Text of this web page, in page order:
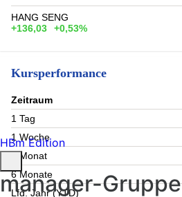
HANG SENG
+136,03
+0,53%
Kursperformance
Zeitraum
1 Tag
1 Woche
1 Monat
6 Monate
Lfd. Jahr (YTD)
HBm Edition
manager-Gruppe